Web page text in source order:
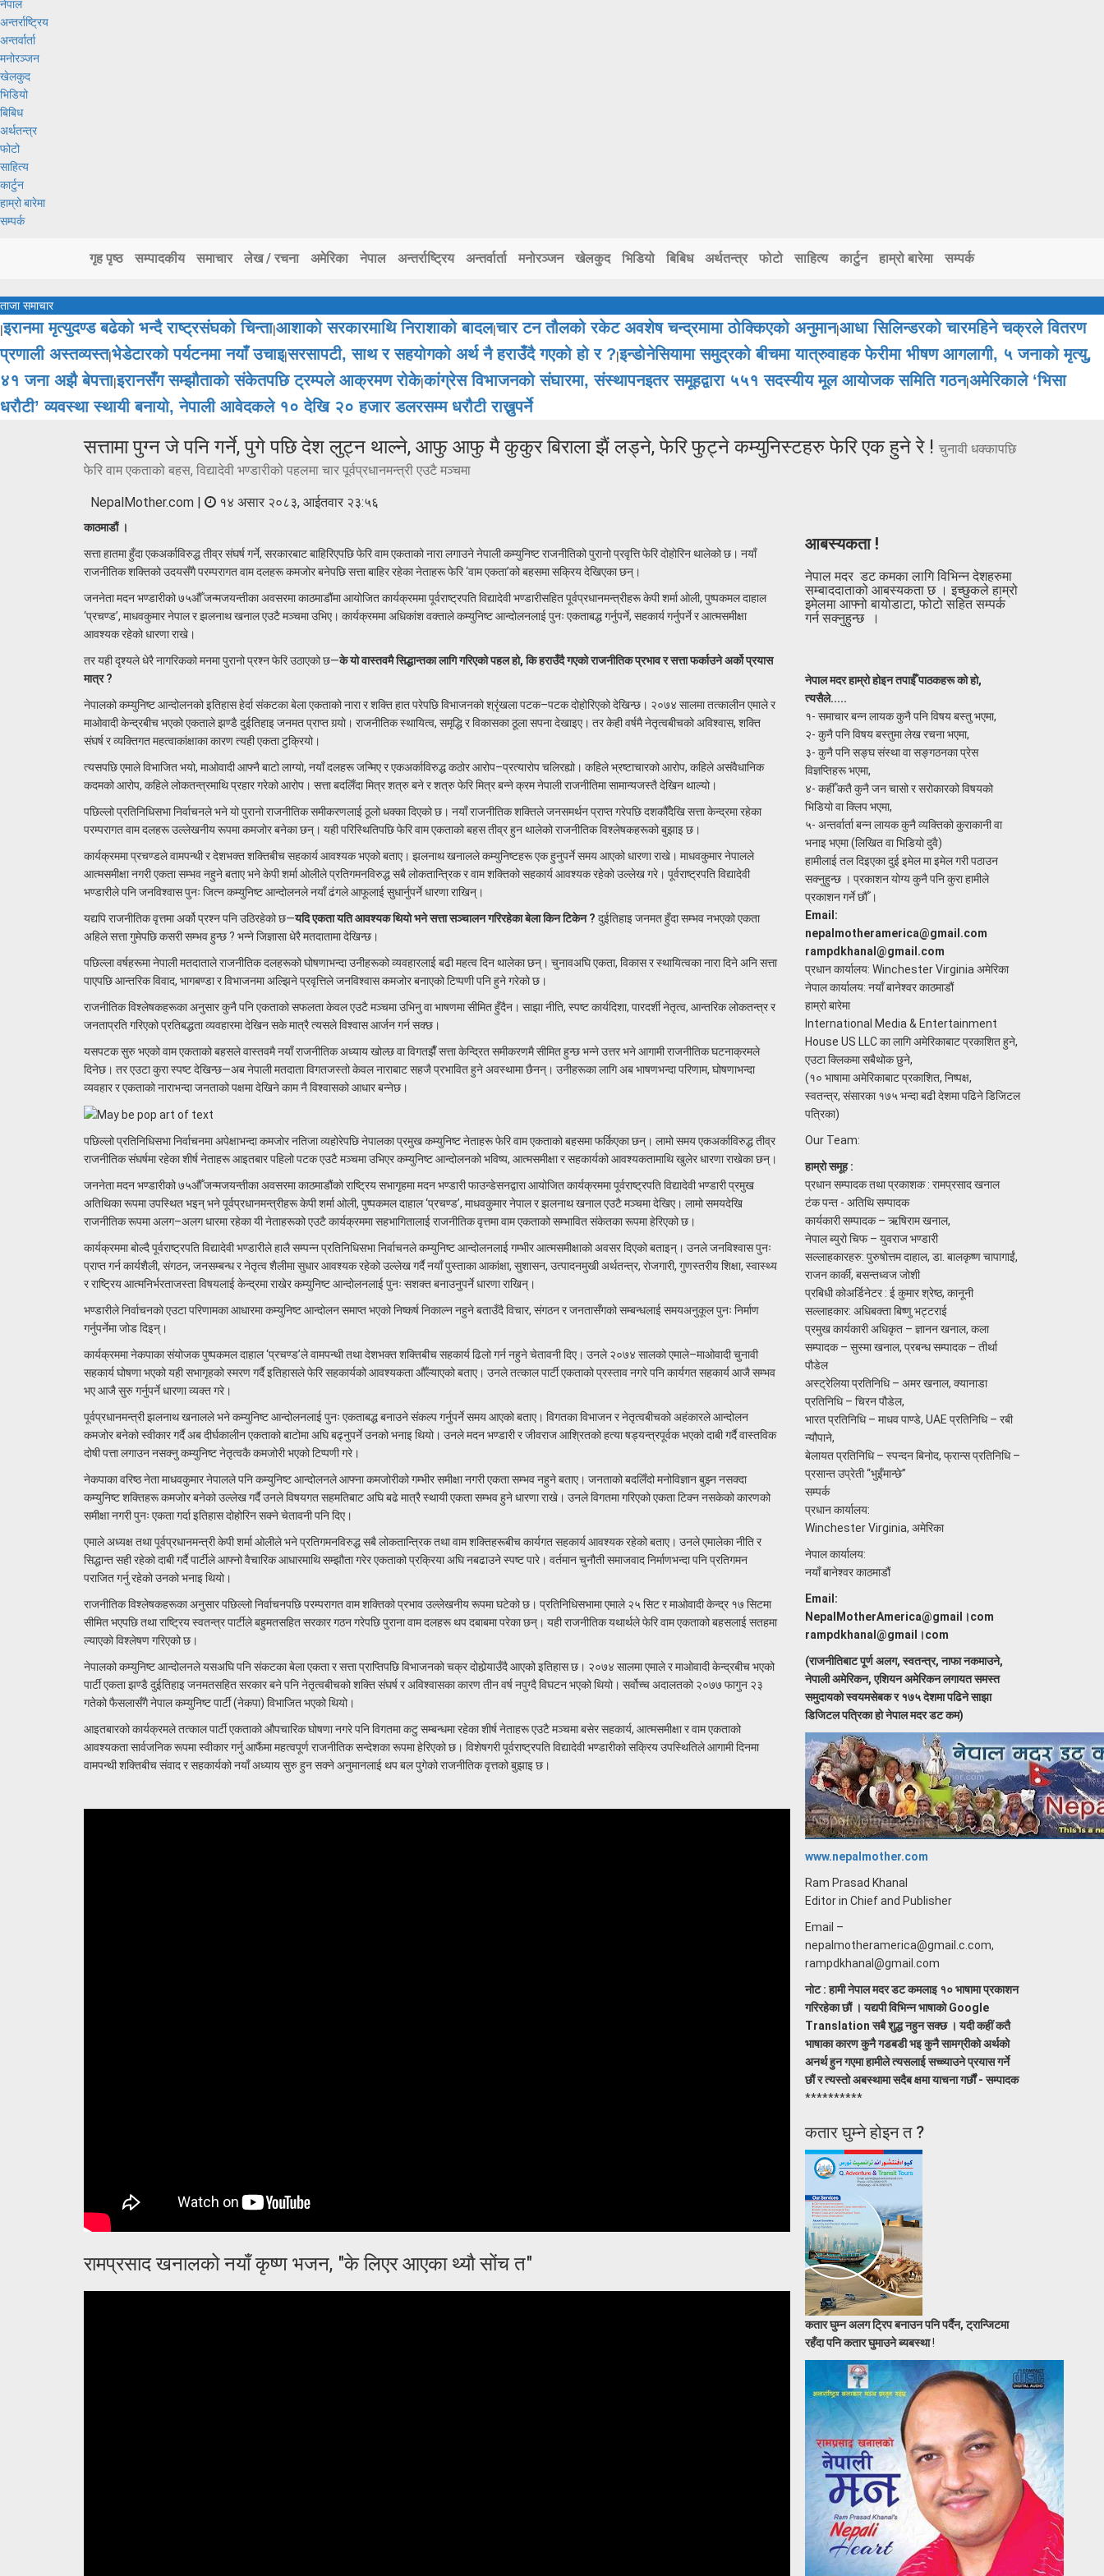
नेपाल
अन्तर्राष्ट्रिय
अन्तर्वार्ता
मनोरञ्जन
खेलकुद
भिडियो
बिबिध
अर्थतन्त्र
फोटो
साहित्य
कार्टुन
हाम्रो बारेमा
सम्पर्क
गृह पृष्ठ सम्पादकीय समाचार लेख / रचना अमेरिका नेपाल अन्तर्राष्ट्रिय अन्तर्वार्ता मनोरञ्जन खेलकुद भिडियो बिबिध अर्थतन्त्र फोटो साहित्य कार्टुन हाम्रो बारेमा सम्पर्क
ताजा समाचार
|इरानमा मृत्युदण्ड बढेको भन्दै राष्ट्रसंघको चिन्ता|आशाको सरकारमाथि निराशाको बादल|चार टन तौलको रकेट अवशेष चन्द्रमामा ठोक्किएको अनुमान|आधा सिलिन्डरको चारमहिने चक्रले वितरण
प्रणाली अस्तव्यस्त|भेडेटारको पर्यटनमा नयाँ उचाइ|सरसापटी, साथ र सहयोगको अर्थ नै हराउँदै गएको हो र ?|इन्डोनेसियामा समुद्रको बीचमा यात्रुवाहक फेरीमा भीषण आगलागी, ५ जनाको मृत्यु,
४१ जना अझै बेपत्ता|इरानसँग सम्झौताको संकेतपछि ट्रम्पले आक्रमण रोके|कांग्रेस विभाजनको संघारमा, संस्थापनइतर समूहद्वारा ५५१ सदस्यीय मूल आयोजक समिति गठन|अमेरिकाले ‘भिसा
धरौटी’ व्यवस्था स्थायी बनायो, नेपाली आवेदकले १० देखि २० हजार डलरसम्म धरौटी राख्नुपर्ने
सत्तामा पुग्न जे पनि गर्ने, पुगे पछि देश लुट्न थाल्ने, आफु आफु मै कुकुर बिराला झैं लड्ने, फेरि फुट्ने कम्युनिस्टहरु फेरि एक हुने रे ! चुनावी धक्कापछि
फेरि वाम एकताको बहस, विद्यादेवी भण्डारीको पहलमा चार पूर्वप्रधानमन्त्री एउटै मञ्चमा
NepalMother.com | १४ असार २०८३, आईतवार २३:५६
काठमाडौं ।
सत्ता हातमा हुँदा एकअर्काविरुद्ध तीव्र संघर्ष गर्ने, सरकारबाट बाहिरिएपछि फेरि वाम एकताको नारा लगाउने नेपाली कम्युनिष्ट राजनीतिको पुरानो प्रवृत्ति फेरि दोहोरिन थालेको छ। नयाँ
राजनीतिक शक्तिको उदयसँगै परम्परागत वाम दलहरू कमजोर बनेपछि सत्ता बाहिर रहेका नेताहरू फेरि ‘वाम एकता’को बहसमा सक्रिय देखिएका छन्।
जननेता मदन भण्डारीको ७५औँ जन्मजयन्तीका अवसरमा काठमाडौंमा आयोजित कार्यक्रममा पूर्वराष्ट्रपति विद्यादेवी भण्डारीसहित पूर्वप्रधानमन्त्रीहरू केपी शर्मा ओली, पुष्पकमल दाहाल
‘प्रचण्ड’, माधवकुमार नेपाल र झलनाथ खनाल एउटै मञ्चमा उभिए। कार्यक्रममा अधिकांश वक्ताले कम्युनिष्ट आन्दोलनलाई पुनः एकताबद्ध गर्नुपर्ने, सहकार्य गर्नुपर्ने र आत्मसमीक्षा
आवश्यक रहेको धारणा राखे।
तर यही दृश्यले धेरै नागरिकको मनमा पुरानो प्रश्न फेरि उठाएको छ—के यो वास्तवमै सिद्धान्तका लागि गरिएको पहल हो, कि हराउँदै गएको राजनीतिक प्रभाव र सत्ता फर्काउने अर्को प्रयास
मात्र ?
नेपालको कम्युनिष्ट आन्दोलनको इतिहास हेर्दा संकटका बेला एकताको नारा र शक्ति हात परेपछि विभाजनको श्रृंखला पटक–पटक दोहोरिएको देखिन्छ। २०७४ सालमा तत्कालीन एमाले र
माओवादी केन्द्रबीच भएको एकताले झण्डै दुईतिहाइ जनमत प्राप्त गर्‍यो। राजनीतिक स्थायित्व, समृद्धि र विकासका ठूला सपना देखाइए। तर केही वर्षमै नेतृत्वबीचको अविश्वास, शक्ति
संघर्ष र व्यक्तिगत महत्वाकांक्षाका कारण त्यही एकता टुक्रियो।
त्यसपछि एमाले विभाजित भयो, माओवादी आफ्नै बाटो लाग्यो, नयाँ दलहरू जन्मिए र एकअर्काविरुद्ध कठोर आरोप–प्रत्यारोप चलिरह्यो। कहिले भ्रष्टाचारको आरोप, कहिले असंवैधानिक
कदमको आरोप, कहिले लोकतन्त्रमाथि प्रहार गरेको आरोप। सत्ता बदलिँदा मित्र शत्रु बने र शत्रु फेरि मित्र बन्ने क्रम नेपाली राजनीतिमा सामान्यजस्तै देखिन थाल्यो।
पछिल्लो प्रतिनिधिसभा निर्वाचनले भने यो पुरानो राजनीतिक समीकरणलाई ठूलो धक्का दिएको छ। नयाँ राजनीतिक शक्तिले जनसमर्थन प्राप्त गरेपछि दशकौँदेखि सत्ता केन्द्रमा रहेका
परम्परागत वाम दलहरू उल्लेखनीय रूपमा कमजोर बनेका छन्। यही परिस्थितिपछि फेरि वाम एकताको बहस तीव्र हुन थालेको राजनीतिक विश्लेषकहरूको बुझाइ छ।
कार्यक्रममा प्रचण्डले वामपन्थी र देशभक्त शक्तिबीच सहकार्य आवश्यक भएको बताए। झलनाथ खनालले कम्युनिष्टहरू एक हुनुपर्ने समय आएको धारणा राखे। माधवकुमार नेपालले
आत्मसमीक्षा नगरी एकता सम्भव नहुने बताए भने केपी शर्मा ओलीले प्रतिगमनविरुद्ध सबै लोकतान्त्रिक र वाम शक्तिको सहकार्य आवश्यक रहेको उल्लेख गरे। पूर्वराष्ट्रपति विद्यादेवी
भण्डारीले पनि जनविश्वास पुनः जित्न कम्युनिष्ट आन्दोलनले नयाँ ढंगले आफूलाई सुधार्नुपर्ने धारणा राखिन्।
यद्यपि राजनीतिक वृत्तमा अर्को प्रश्न पनि उठिरहेको छ—यदि एकता यति आवश्यक थियो भने सत्ता सञ्चालन गरिरहेका बेला किन टिकेन ? दुईतिहाइ जनमत हुँदा सम्भव नभएको एकता
अहिले सत्ता गुमेपछि कसरी सम्भव हुन्छ ? भन्ने जिज्ञासा धेरै मतदातामा देखिन्छ।
पछिल्ला वर्षहरूमा नेपाली मतदाताले राजनीतिक दलहरूको घोषणाभन्दा उनीहरूको व्यवहारलाई बढी महत्व दिन थालेका छन्। चुनावअघि एकता, विकास र स्थायित्वका नारा दिने अनि सत्ता
पाएपछि आन्तरिक विवाद, भागबण्डा र विभाजनमा अल्झिने प्रवृत्तिले जनविश्वास कमजोर बनाएको टिप्पणी पनि हुने गरेको छ।
राजनीतिक विश्लेषकहरूका अनुसार कुनै पनि एकताको सफलता केवल एउटै मञ्चमा उभिनु वा भाषणमा सीमित हुँदैन। साझा नीति, स्पष्ट कार्यदिशा, पारदर्शी नेतृत्व, आन्तरिक लोकतन्त्र र
जनताप्रति गरिएको प्रतिबद्धता व्यवहारमा देखिन सके मात्रै त्यसले विश्वास आर्जन गर्न सक्छ।
यसपटक सुरु भएको वाम एकताको बहसले वास्तवमै नयाँ राजनीतिक अध्याय खोल्छ वा विगतझैँ सत्ता केन्द्रित समीकरणमै सीमित हुन्छ भन्ने उत्तर भने आगामी राजनीतिक घटनाक्रमले
दिनेछ। तर एउटा कुरा स्पष्ट देखिन्छ—अब नेपाली मतदाता विगतजस्तो केवल नाराबाट सहजै प्रभावित हुने अवस्थामा छैनन्। उनीहरूका लागि अब भाषणभन्दा परिणाम, घोषणाभन्दा
व्यवहार र एकताको नाराभन्दा जनताको पक्षमा देखिने काम नै विश्वासको आधार बन्नेछ।
पछिल्लो प्रतिनिधिसभा निर्वाचनमा अपेक्षाभन्दा कमजोर नतिजा व्यहोरेपछि नेपालका प्रमुख कम्युनिष्ट नेताहरू फेरि वाम एकताको बहसमा फर्किएका छन्। लामो समय एकअर्काविरुद्ध तीव्र
राजनीतिक संघर्षमा रहेका शीर्ष नेताहरू आइतबार पहिलो पटक एउटै मञ्चमा उभिएर कम्युनिष्ट आन्दोलनको भविष्य, आत्मसमीक्षा र सहकार्यको आवश्यकतामाथि खुलेर धारणा राखेका छन्।
जननेता मदन भण्डारीको ७५औँ जन्मजयन्तीका अवसरमा काठमाडौंको राष्ट्रिय सभागृहमा मदन भण्डारी फाउन्डेसनद्वारा आयोजित कार्यक्रममा पूर्वराष्ट्रपति विद्यादेवी भण्डारी प्रमुख
अतिथिका रूपमा उपस्थित भइन् भने पूर्वप्रधानमन्त्रीहरू केपी शर्मा ओली, पुष्पकमल दाहाल ‘प्रचण्ड’, माधवकुमार नेपाल र झलनाथ खनाल एउटै मञ्चमा देखिए। लामो समयदेखि
राजनीतिक रूपमा अलग–अलग धारमा रहेका यी नेताहरूको एउटै कार्यक्रममा सहभागितालाई राजनीतिक वृत्तमा वाम एकताको सम्भावित संकेतका रूपमा हेरिएको छ।
कार्यक्रममा बोल्दै पूर्वराष्ट्रपति विद्यादेवी भण्डारीले हालै सम्पन्न प्रतिनिधिसभा निर्वाचनले कम्युनिष्ट आन्दोलनलाई गम्भीर आत्मसमीक्षाको अवसर दिएको बताइन्। उनले जनविश्वास पुनः
प्राप्त गर्न कार्यशैली, संगठन, जनसम्बन्ध र नेतृत्व शैलीमा सुधार आवश्यक रहेको उल्लेख गर्दै नयाँ पुस्ताका आकांक्षा, सुशासन, उत्पादनमुखी अर्थतन्त्र, रोजगारी, गुणस्तरीय शिक्षा, स्वास्थ्य
र राष्ट्रिय आत्मनिर्भरताजस्ता विषयलाई केन्द्रमा राखेर कम्युनिष्ट आन्दोलनलाई पुनः सशक्त बनाउनुपर्ने धारणा राखिन्।
भण्डारीले निर्वाचनको एउटा परिणामका आधारमा कम्युनिष्ट आन्दोलन समाप्त भएको निष्कर्ष निकाल्न नहुने बताउँदै विचार, संगठन र जनतासँगको सम्बन्धलाई समयअनुकूल पुनः निर्माण
गर्नुपर्नेमा जोड दिइन्।
कार्यक्रममा नेकपाका संयोजक पुष्पकमल दाहाल ‘प्रचण्ड’ले वामपन्थी तथा देशभक्त शक्तिबीच सहकार्य ढिलो गर्न नहुने चेतावनी दिए। उनले २०७४ सालको एमाले–माओवादी चुनावी
सहकार्य घोषणा भएको यही सभागृहको स्मरण गर्दै इतिहासले फेरि सहकार्यको आवश्यकता औँल्याएको बताए। उनले तत्काल पार्टी एकताको प्रस्ताव नगरे पनि कार्यगत सहकार्य आजै सम्भव
भए आजै सुरु गर्नुपर्ने धारणा व्यक्त गरे।
पूर्वप्रधानमन्त्री झलनाथ खनालले भने कम्युनिष्ट आन्दोलनलाई पुनः एकताबद्ध बनाउने संकल्प गर्नुपर्ने समय आएको बताए। विगतका विभाजन र नेतृत्वबीचको अहंकारले आन्दोलन
कमजोर बनेको स्वीकार गर्दै अब दीर्घकालीन एकताको बाटोमा अघि बढ्नुपर्ने उनको भनाइ थियो। उनले मदन भण्डारी र जीवराज आश्रितको हत्या षड्यन्त्रपूर्वक भएको दाबी गर्दै वास्तविक
दोषी पत्ता लगाउन नसक्नु कम्युनिष्ट नेतृत्वकै कमजोरी भएको टिप्पणी गरे।
नेकपाका वरिष्ठ नेता माधवकुमार नेपालले पनि कम्युनिष्ट आन्दोलनले आफ्ना कमजोरीको गम्भीर समीक्षा नगरी एकता सम्भव नहुने बताए। जनताको बदलिँदो मनोविज्ञान बुझ्न नसक्दा
कम्युनिष्ट शक्तिहरू कमजोर बनेको उल्लेख गर्दै उनले विषयगत सहमतिबाट अघि बढे मात्रै स्थायी एकता सम्भव हुने धारणा राखे। उनले विगतमा गरिएको एकता टिक्न नसकेको कारणको
समीक्षा नगरी पुनः एकता गर्दा इतिहास दोहोरिन सक्ने चेतावनी पनि दिए।
एमाले अध्यक्ष तथा पूर्वप्रधानमन्त्री केपी शर्मा ओलीले भने प्रतिगमनविरुद्ध सबै लोकतान्त्रिक तथा वाम शक्तिहरूबीच कार्यगत सहकार्य आवश्यक रहेको बताए। उनले एमालेका नीति र
सिद्धान्त सही रहेको दाबी गर्दै पार्टीले आफ्नो वैचारिक आधारमाथि सम्झौता गरेर एकताको प्रक्रिया अघि नबढाउने स्पष्ट पारे। वर्तमान चुनौती समाजवाद निर्माणभन्दा पनि प्रतिगमन
पराजित गर्नु रहेको उनको भनाइ थियो।
राजनीतिक विश्लेषकहरूका अनुसार पछिल्लो निर्वाचनपछि परम्परागत वाम शक्तिको प्रभाव उल्लेखनीय रूपमा घटेको छ। प्रतिनिधिसभामा एमाले २५ सिट र माओवादी केन्द्र १७ सिटमा
सीमित भएपछि तथा राष्ट्रिय स्वतन्त्र पार्टीले बहुमतसहित सरकार गठन गरेपछि पुराना वाम दलहरू थप दबाबमा परेका छन्। यही राजनीतिक यथार्थले फेरि वाम एकताको बहसलाई सतहमा
ल्याएको विश्लेषण गरिएको छ।
नेपालको कम्युनिष्ट आन्दोलनले यसअघि पनि संकटका बेला एकता र सत्ता प्राप्तिपछि विभाजनको चक्र दोहोर्‍याउँदै आएको इतिहास छ। २०७४ सालमा एमाले र माओवादी केन्द्रबीच भएको
पार्टी एकता झण्डै दुईतिहाइ जनमतसहित सरकार बने पनि नेतृत्वबीचको शक्ति संघर्ष र अविश्वासका कारण तीन वर्ष नपुग्दै विघटन भएको थियो। सर्वोच्च अदालतको २०७७ फागुन २३
गतेको फैसलासँगै नेपाल कम्युनिष्ट पार्टी (नेकपा) विभाजित भएको थियो।
आइतबारको कार्यक्रमले तत्काल पार्टी एकताको औपचारिक घोषणा नगरे पनि विगतमा कटु सम्बन्धमा रहेका शीर्ष नेताहरू एउटै मञ्चमा बसेर सहकार्य, आत्मसमीक्षा र वाम एकताको
आवश्यकता सार्वजनिक रूपमा स्वीकार गर्नु आफैंमा महत्वपूर्ण राजनीतिक सन्देशका रूपमा हेरिएको छ। विशेषगरी पूर्वराष्ट्रपति विद्यादेवी भण्डारीको सक्रिय उपस्थितिले आगामी दिनमा
वामपन्थी शक्तिबीच संवाद र सहकार्यको नयाँ अध्याय सुरु हुन सक्ने अनुमानलाई थप बल पुगेको राजनीतिक वृत्तको बुझाइ छ।
रामप्रसाद खनालको नयाँ कृष्ण भजन, "के लिएर आएका थ्यौ सोंच त"
आबस्यकता !
नेपाल मदर डट कमका लागि विभिन्न देशहरुमा
सम्बाददाताको आबस्यकता छ । इच्छुकले हाम्रो
इमेलमा आफ्नो बायोडाटा, फोटो सहित सम्पर्क
गर्न सक्नुहुन्छ ।
नेपाल मदर हाम्रो होइन तपाईँ पाठकहरू को हो,
त्यसैले.....
१- समाचार बन्न लायक कुनै पनि विषय बस्तु भएमा,
२- कुनै पनि विषय बस्तुमा लेख रचना भएमा,
३- कुनै पनि सङ्घ संस्था वा सङ्गठनका प्रेस
विज्ञप्तिहरू भएमा,
४- कहीँ कतै कुनै जन चासो र सरोकारको विषयको
भिडियो वा क्लिप भएमा,
५- अन्तर्वार्ता बन्न लायक कुनै व्यक्तिको कुराकानी वा
भनाइ भएमा (लिखित वा भिडियो दुवै)
हामीलाई तल दिइएका दुई इमेल मा इमेल गरी पठाउन
सक्नुहुन्छ । प्रकाशन योग्य कुनै पनि कुरा हामीले
प्रकाशन गर्ने छौँ ।
Email:
nepalmotheramerica@gmail.com
rampdkhanal@gmail.com
प्रधान कार्यालय: Winchester Virginia अमेरिका
नेपाल कार्यालय: नयाँ बानेश्वर काठमाडौं
हाम्रो बारेमा
International Media & Entertainment
House US LLC का लागि अमेरिकाबाट प्रकाशित हुने,
एउटा क्लिकमा सबैथोक छुने,
(१० भाषामा अमेरिकाबाट प्रकाशित, निष्पक्ष,
स्वतन्त्र, संसारका १७५ भन्दा बढी देशमा पढिने डिजिटल
पत्रिका)
Our Team:
हाम्रो समूह :
प्रधान सम्पादक तथा प्रकाशक : रामप्रसाद खनाल
टंक पन्त - अतिथि सम्पादक
कार्यकारी सम्पादक – ऋषिराम खनाल,
नेपाल ब्युरो चिफ – युवराज भण्डारी
सल्लाहकारहरु: पुरुषोत्तम दाहाल, डा. बालकृष्ण चापागाईं,
राजन कार्की, बसन्तध्वज जोशी
प्रबिधी कोअर्डिनेटर : ई कुमार श्रेष्ठ, कानूनी
सल्लाहकार: अधिबक्ता बिष्णु भट्टराई
प्रमुख कार्यकारी अधिकृत – ज्ञानन खनाल, कला
सम्पादक – सुस्मा खनाल, प्रबन्ध सम्पादक – तीर्था
पौडेल
अस्ट्रेलिया प्रतिनिधि – अमर खनाल, क्यानाडा
प्रतिनिधि – चिरन पौडेल,
भारत प्रतिनिधि – माधव पाण्डे, UAE प्रतिनिधि – रबी
न्यौपाने,
बेलायत प्रतिनिधि – स्पन्दन बिनोद, फ्रान्स प्रतिनिधि –
प्रसान्त उप्रेती “भुइँमान्छे”
सम्पर्क
प्रधान कार्यालय:
Winchester Virginia, अमेरिका
नेपाल कार्यालय:
नयाँ बानेश्वर काठमाडौं
Email:
NepalMotherAmerica@gmail।com
rampdkhanal@gmail।com
(राजनीतिबाट पूर्ण अलग, स्वतन्त्र, नाफा नकमाउने,
नेपाली अमेरिकन, एशियन अमेरिकन लगायत समस्त
समुदायको स्वयमसेबक र १७५ देशमा पढिने साझा
डिजिटल पत्रिका हो नेपाल मदर डट कम)
www.nepalmother.com
Ram Prasad Khanal
Editor in Chief and Publisher
Email –
nepalmotheramerica@gmail.c.com,
rampdkhanal@gmail.com
नोट : हामी नेपाल मदर डट कमलाइ १० भाषामा प्रकाशन
गरिरहेका छौं । यद्यपी विभिन्न भाषाको Google
Translation सबै शुद्ध नहुन सक्छ । यदी कहीं कतै
भाषाका कारण कुनै गडबडी भइ कुनै सामग्रीको अर्थको
अनर्थ हुन गएमा हामीले त्यसलाई सच्च्याउने प्रयास गर्ने
छौं र त्यस्तो अबस्थामा सदैब क्षमा याचना गर्छौं - सम्पादक
**********
कतार घुम्ने होइन त ?
कतार घुम्न अलग ट्रिप बनाउन पनि पर्दैन, ट्रान्जिटमा
रहँदा पनि कतार घुमाउने ब्यबस्था!